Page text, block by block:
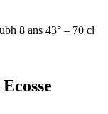
8 ans 43° – 70 cl